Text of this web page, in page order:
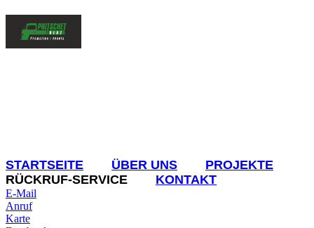
STARTSEITE ÜBER UNS
PROJEKTE
RÜCKRUF-SERVICE
KONTAKT
E-Mail
Anruf
Karte